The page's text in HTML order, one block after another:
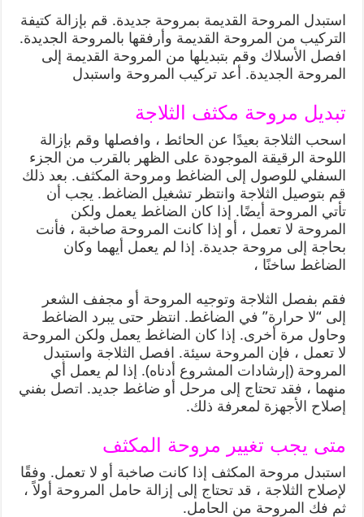
استبدل المروحة القديمة بمروحة جديدة. قم بإزالة كتيفة
التركيب من المروحة القديمة وأرفقها بالمروحة الجديدة.
افصل الأسلاك وقم بتبديلها من المروحة القديمة إلى
المروحة الجديدة. أعد تركيب المروحة واستبدل
تبديل مروحة مكثف الثلاجة
اسحب الثلاجة بعيدًا عن الحائط ، وافصلها وقم بإزالة
اللوحة الرقيقة الموجودة على الظهر بالقرب من الجزء
السفلي للوصول إلى الضاغط ومروحة المكثف. بعد ذلك
قم بتوصيل الثلاجة وانتظر تشغيل الضاغط. يجب أن
تأتي المروحة أيضًا. إذا كان الضاغط يعمل ولكن
المروحة لا تعمل ، أو إذا كانت المروحة صاخبة ، فأنت
بحاجة إلى مروحة جديدة. إذا لم يعمل أيهما وكان
الضاغط ساخنًا ،
فقم بفصل الثلاجة وتوجيه المروحة أو مجفف الشعر
إلى “لا حرارة” في الضاغط. انتظر حتى يبرد الضاغط
وحاول مرة أخرى. إذا كان الضاغط يعمل ولكن المروحة
لا تعمل ، فإن المروحة سيئة. افصل الثلاجة واستبدل
المروحة (إرشادات المشروع أدناه). إذا لم يعمل أي
منهما ، فقد تحتاج إلى مرحل أو ضاغط جديد. اتصل بفني
إصلاح الأجهزة لمعرفة ذلك.
متى يجب تغيير مروحة المكثف
استبدل مروحة المكثف إذا كانت صاخبة أو لا تعمل. وفقًا
لإصلاح الثلاجة ، قد تحتاج إلى إزالة حامل المروحة أولاً ،
ثم فك المروحة من الحامل.